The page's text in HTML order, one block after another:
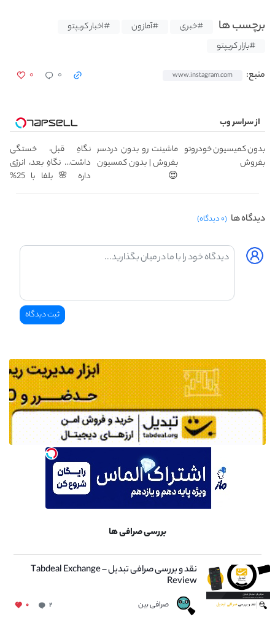
برچسب ها #خبری #آمازون
#اخبار کریپتو
#بازار کریپتو
منبع: www.instagram.com ۰ ۰
از سراسر وب
بدون کمیسیون خودروتو
بفروش
ماشینت رو بدون دردسر
بفروش | بدون کمسیون
😍
نگاهِ قبل، خستگی
داشت... نگاهِ بعد، انرژی
داره 🌸 بلفا با 25%
تخفیف
دیدگاه ها (۰ دیدگاه)
بررسی صرافی ها
نقد و بررسی صرافی تبدیل – Tabdeal Exchange
Review
صرافی بین ۲ ۰